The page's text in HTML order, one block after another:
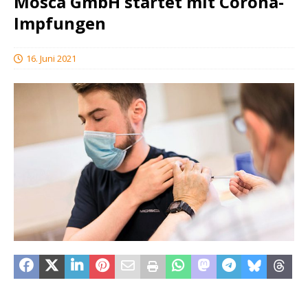
Impfungen
16. Juni 2021